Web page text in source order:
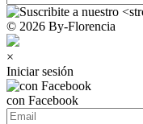
© 2026 By-Florencia
×
Iniciar sesión
con Facebook